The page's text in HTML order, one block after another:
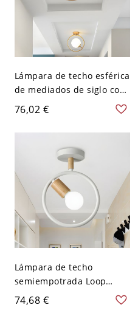
Lámpara de techo esférica
de mediados de siglo con
vidrio blanco, 1 bombilla,
luz semi empotrada para
vestíbulo con anillo
76,02 €
Lámpara de techo
semiempotrada Loop
Corridor de hierro con 1
luz, minimalista en blanco
74,68 €